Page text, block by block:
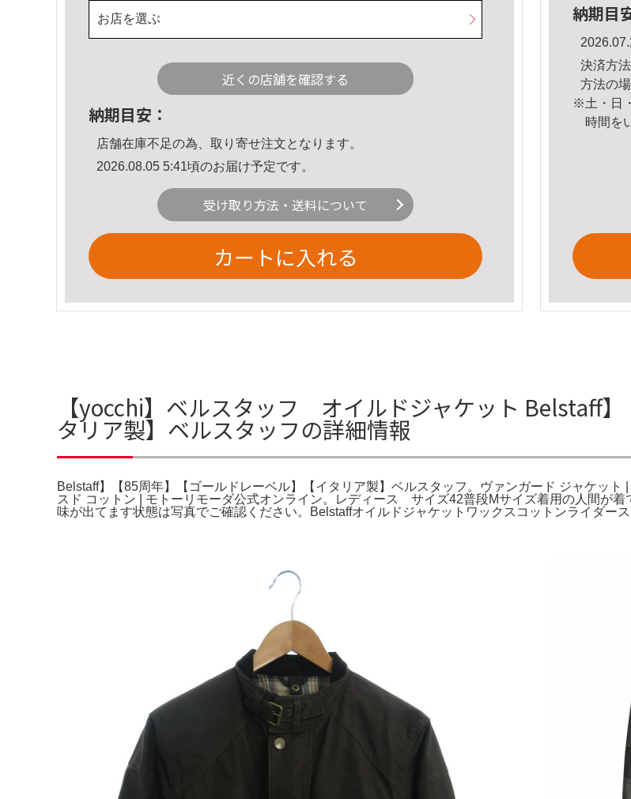
お店を選ぶ
近くの店舗を確認する
納期目安：
店舗在庫不足の為、取り寄せ注文となります。
2026.08.05 5:41頃のお届け予定です。
受け取り方法・送料について
カートに入れる
納期目
決済方
方法の
※土・日
時間を
【yocchi】ベルスタッフ オイルドジャケット Belstaff
タリア製】ベルスタッフの詳細情報
Belstaff】【85周年】【ゴールドレーベル】【イタリア製】ベルスタッフ。ヴァンガード ジャケッ
スド コットン | モトーリモーダ公式オンライン。レディース サイズ42普段Mサイズ着用の人間が
味が出てます状態は写真でご確認ください。Belstaffオイルドジャケットワックスコットンライダー